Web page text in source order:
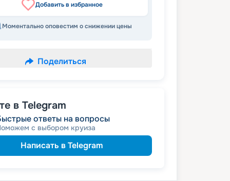
Добавить в избранное
Моментально оповестим о снижении цены
Поделиться
в Telegram
ответы на вопросы
с выбором круиза
Написать в Telegram